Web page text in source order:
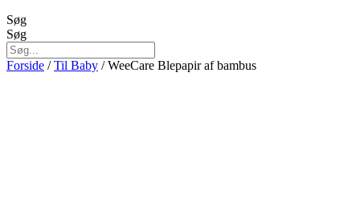
Søg
Søg
Forside /Til Baby / WeeCare Blepapir af bambus